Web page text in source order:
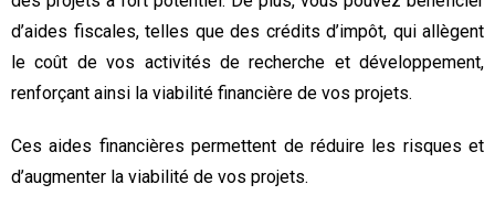
d’aides fiscales, telles que des crédits d’impôt, qui allègent
le coût de vos activités de recherche et développement,
renforçant ainsi la viabilité financière de vos projets.
Ces aides financières permettent de réduire les risques et
d’augmenter la viabilité de vos projets.